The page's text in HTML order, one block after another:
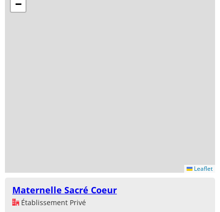
−
Leaflet
Maternelle Sacré Coeur
Établissement Privé